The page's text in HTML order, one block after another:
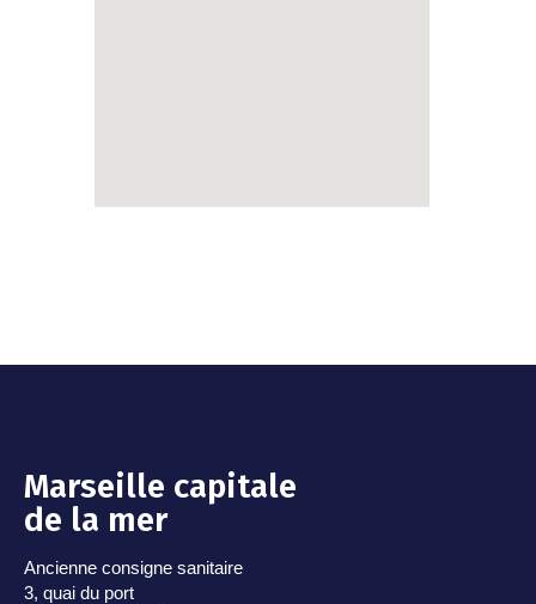
Marseille capitale
de la mer
Ancienne consigne sanitaire
3, quai du port